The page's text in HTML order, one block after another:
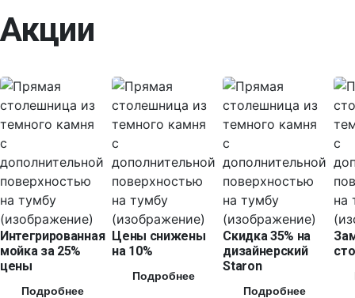
Акции
Интегрированная
мойка за 25%
цены
Подробнее
Цены снижены
на 10%
Подробнее
Скидка 35% на
дизайнерский
Staron
Подробнее